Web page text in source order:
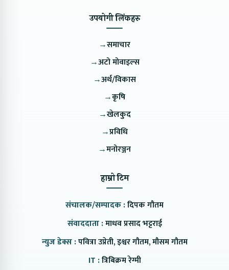
उपयोगी लिंकहरु
→समाचार
→अटो मोवाइल्स
→अर्थ/विकास
→कृषि
→खेलकुद
→प्रविधि
→मनोरञ्जन
हाम्रो टिम
संचालक/सम्पादक :दिपक गौतम
संवाददाता :माधव प्रसाद भट्टराई
न्युज डेक्स :पवित्रा उप्रेती, इश्वर गौतम, मौसम गौतम
IT :त्रिबिक्रम रेग्मी